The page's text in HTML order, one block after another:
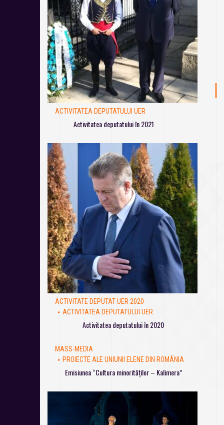
ACTIVITATEA DEPUTATULUI UER
Activitatea deputatului în 2021
ACTIVITATE DEPUTAT UER 2020
ACTIVITATEA DEPUTATULUI UER
Activitatea deputatului în 2020
MASS-MEDIA
PROIECTE ALE UNIUNII ELENE DIN ROMÂNIA
Emisiunea “Cultura minorităților – Kalimera”